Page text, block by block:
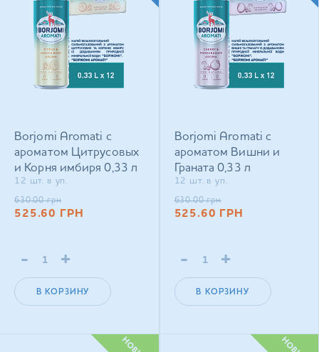
Borjomi Aromati с
ароматом Цитрусовых
и Корня имбиря 0,33 л
сильногазированный
напиток
12 шт. в уп.
630.00 грн
525.60 ГРН
- +
В КОРЗИНУ
Borjomi Aromati с
ароматом Вишни и
Граната 0,33 л
сильногазированный
напиток
12 шт. в уп.
630.00 грн
525.60 ГРН
- +
В КОРЗИНУ